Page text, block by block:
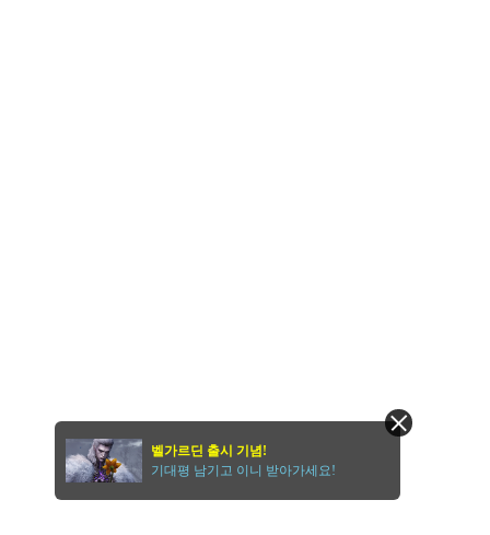
벨가르딘 출시 기념!
기대평 남기고 이니 받아가세요!